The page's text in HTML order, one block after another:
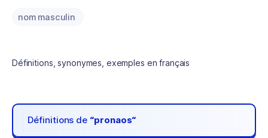
nom masculin
Définitions, synonymes, exemples en français
Définitions de “pronaos“